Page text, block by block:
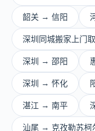
韶关 → 信阳
深圳同城搬家上门
深圳 → 邵阳
深圳 → 怀化
湛江 → 南平
汕尾 → 克孜勒苏柯